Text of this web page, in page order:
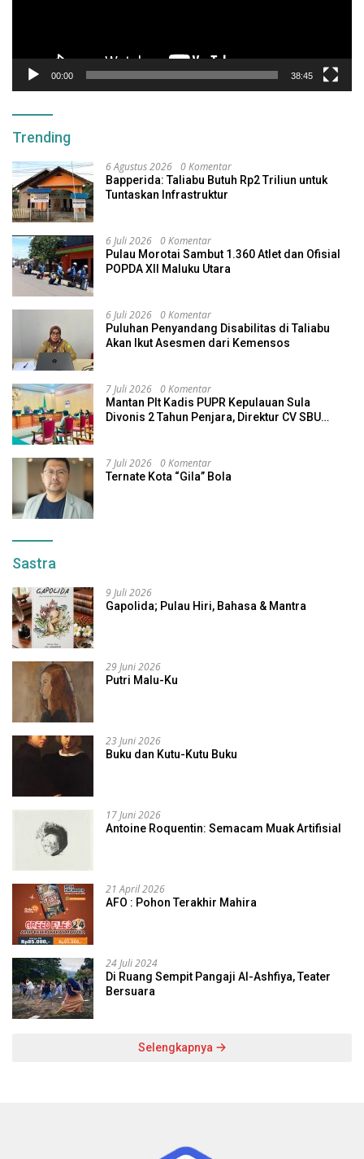
00:00 38:45
Trending
6 Agustus 2026 0 Komentar
Bapperida: Taliabu Butuh Rp2 Triliun untuk
Tuntaskan Infrastruktur
6 Juli 2026 0 Komentar
Pulau Morotai Sambut 1.360 Atlet dan Ofisial
POPDA XII Maluku Utara
6 Juli 2026 0 Komentar
Puluhan Penyandang Disabilitas di Taliabu
Akan Ikut Asesmen dari Kemensos
7 Juli 2026 0 Komentar
Mantan Plt Kadis PUPR Kepulauan Sula
Divonis 2 Tahun Penjara, Direktur CV SBU
7 Juli 2026 0 Komentar
Ternate Kota “Gila” Bola
Sastra
9 Juli 2026
Gapolida; Pulau Hiri, Bahasa & Mantra
29 Juni 2026
Putri Malu-Ku
23 Juni 2026
Buku dan Kutu-Kutu Buku
17 Juni 2026
Antoine Roquentin: Semacam Muak Artifisial
21 April 2026
AFO : Pohon Terakhir Mahira
24 Juli 2024
Di Ruang Sempit Pangaji Al-Ashfiya, Teater
Bersuara
Selengkapnya